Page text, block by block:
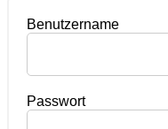
Benutzername
Passwort